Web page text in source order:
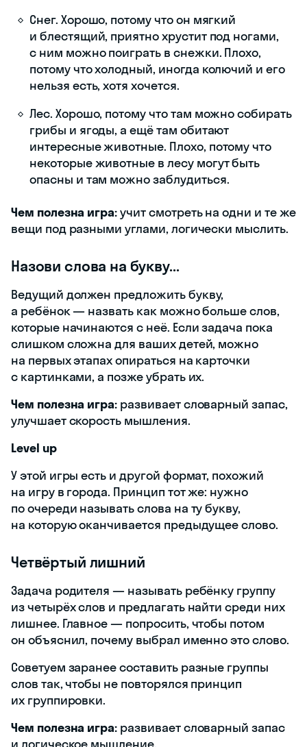
Снег. Хорошо, потому что он мягкий
и блестящий, приятно хрустит под ногами,
с ним можно поиграть в снежки. Плохо,
потому что холодный, иногда колючий и его
нельзя есть, хотя хочется.
Лес. Хорошо, потому что там можно собирать
грибы и ягоды, а ещё там обитают
интересные животные. Плохо, потому что
некоторые животные в лесу могут быть
опасны и там можно заблудиться.
Чем полезна игра:учит смотреть на одни и те же
вещи под разными углами, логически мыслить.
Назови слова на букву...
Ведущий должен предложить букву,
а ребёнок — назвать как можно больше слов,
которые начинаются с неё. Если задача пока
слишком сложна для ваших детей, можно
на первых этапах опираться на карточки
с картинками, а позже убрать их.
Чем полезна игра: развивает словарный запас,
улучшает скорость мышления.
Level up
У этой игры есть и другой формат, похожий
на игру в города. Принцип тот же: нужно
по очереди называть слова на ту букву,
на которую оканчивается предыдущее слово.
Четвёртый лишний
Задача родителя — называть ребёнку группу
из четырёх слов и предлагать найти среди них
лишнее. Главное — попросить, чтобы потом
он объяснил, почему выбрал именно это слово.
Советуем заранее составить разные группы
слов так, чтобы не повторялся принцип
их группировки.
Чем полезна игра: развивает словарный запас
и логическое мышление.